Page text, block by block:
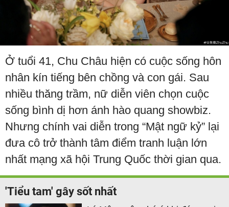
Ở tuổi 41, Chu Châu hiện có cuộc sống hôn
nhân kín tiếng bên chồng và con gái. Sau
nhiều thăng trầm, nữ diễn viên chọn cuộc
sống bình dị hơn ánh hào quang showbiz.
Nhưng chính vai diễn trong “Mật ngữ kỷ” lại
đưa cô trở thành tâm điểm tranh luận lớn
nhất mạng xã hội Trung Quốc thời gian qua.
'Tiểu tam' gây sốt nhất